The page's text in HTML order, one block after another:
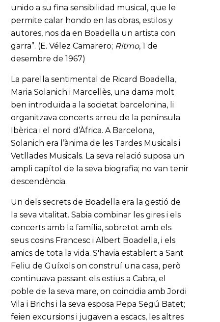
unido a su fina sensibilidad musical, que le
permite calar hondo en las obras, estilos y
autores, nos da en Boadella un artista con
garra”. (E. Vélez Camarero; Ritmo, 1 de
desembre de 1967)
La parella sentimental de Ricard Boadella,
Maria Solanich i Marcellès, una dama molt
ben introduïda a la societat barcelonina, li
organitzava concerts arreu de la península
Ibèrica i el nord d’Àfrica. A Barcelona,
Solanich era l’ànima de les Tardes Musicals i
Vetllades Musicals. La seva relació suposa un
ampli capítol de la seva biografia; no van tenir
descendència.
Un dels secrets de Boadella era la gestió de
la seva vitalitat. Sabia combinar les gires i els
concerts amb la família, sobretot amb els
seus cosins Francesc i Albert Boadella, i els
amics de tota la vida. S'havia establert a Sant
Feliu de Guíxols on construí una casa, però
continuava passant els estius a Cabra, el
poble de la seva mare, on coincidia amb Jordi
Vila i Brichs i la seva esposa Pepa Segú Batet;
feien excursions i jugaven a escacs, les altres